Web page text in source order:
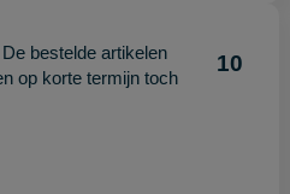
bestelde artikelen
op korte termijn toch
10